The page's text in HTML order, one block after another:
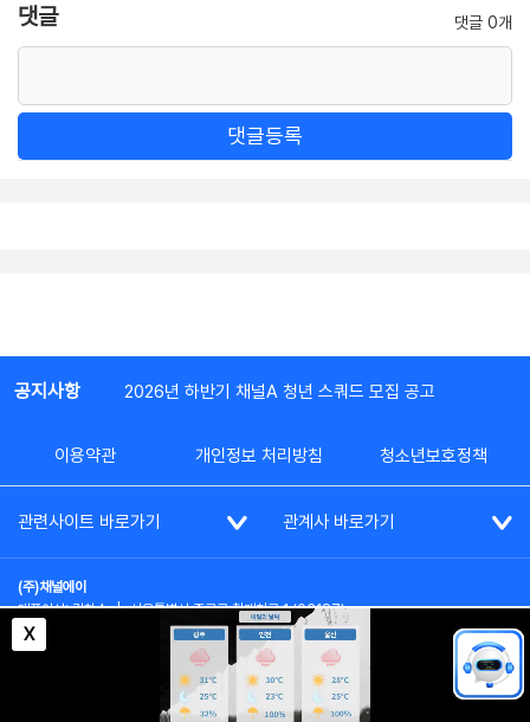
댓글 댓글 0개
댓글등록
X
공지사항 2026년 하반기 채널A 청년 스쿼드 모집 공고
이용약관 개인정보 처리방침 청소년보호정책
관련사이트 바로가기 관계사 바로가기
(주)채널에이
대표이사: 김차수 | 서울특별시 종로구 청계천로 1 (03187)
부가통신사업신고: 022357호 | 사업자등록번호: 101-86-62787
대표전화: (02)2020-3114
시청자상담실: (02)2020-3100
통신판매업신고: 제2012-서울종로-0195호
COPYRIGHT(c) SINCE 2023,CHANNEL A ALL RIGHTS RESERVED.